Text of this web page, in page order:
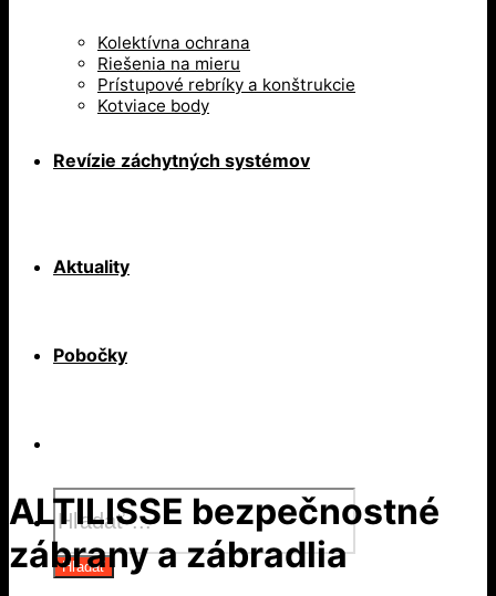
Kolektívna ochrana
Riešenia na mieru
Prístupové rebríky a konštrukcie
Kotviace body
Revízie záchytných systémov
Aktuality
Pobočky
Products
search
Hľadať
ALTILISSE bezpečnostné
zábrany a zábradlia